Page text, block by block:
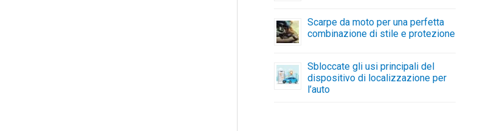
Scarpe da moto per una perfetta
combinazione di stile e protezione
Sbloccate gli usi principali del
dispositivo di localizzazione per
l’auto